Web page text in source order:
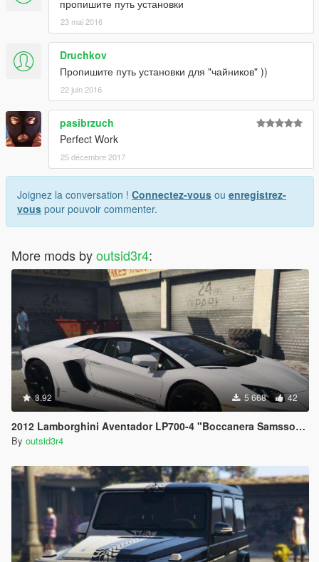
пропишите путь установки
23 mai 2016
Druchkov
Пропишите путь установки для "чайников" ))
22 juin 2016
pasibrzuch
Perfect Work
25 décembre 2017
Joignez la conversation ! Connectez-vous ou enregistrez-
vous pour pouvoir commenter.
More mods byoutsid3r4:
3.92 5 668 42
2012 Lamborghini Aventador LP700-4 "Boccanera Samsson" Paintjob
By outsid3r4